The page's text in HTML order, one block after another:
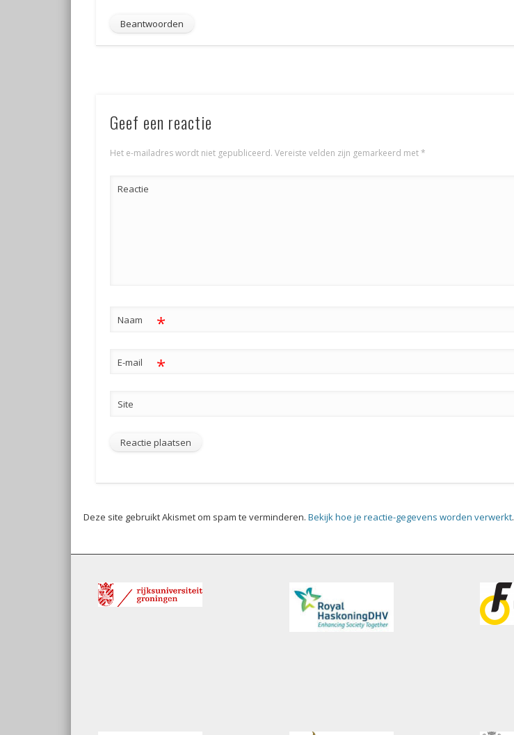
Beantwoorden
Geef een reactie
Het e-mailadres wordt niet gepubliceerd. Vereiste velden zijn gemarkeerd met*
Reactie
Naam *
E-mail *
Site
Deze site gebruikt Akismet om spam te verminderen.Bekijk hoe je reactie-gegevens worden verwerkt.